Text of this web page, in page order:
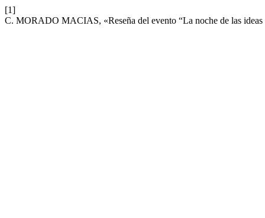
[1]
C. MORADO MACIAS, «Reseña del evento “La noche de las